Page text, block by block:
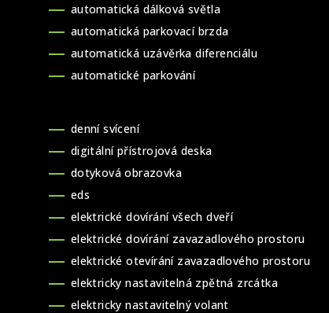
automatická dálková světla
automatická parkovací brzda
automatická uzávěrka diferenciálu
automatické parkování
denní svícení
digitální přístrojová deska
dotyková obrazovka
eds
elektrické dovírání všech dveří
elektrické dovírání zavazadlového prostoru
elektrické otevírání zavazadlového prostoru
elektricky nastavitelná zpětná zrcátka
elektricky nastavitelný volant